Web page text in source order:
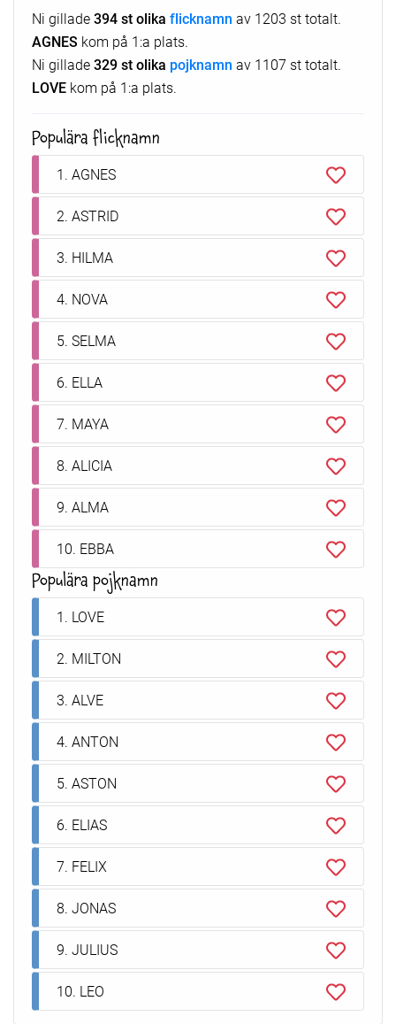
Ni gillade394 st olika flicknamn av 1203 st totalt.
AGNES kom på 1:a plats.
Ni gillade329 st olika pojknamn av 1107 st totalt.
LOVE kom på 1:a plats.
Populära flicknamn
1. AGNES
2. ASTRID
3. HILMA
4. NOVA
5. SELMA
6. ELLA
7. MAYA
8. ALICIA
9. ALMA
10. EBBA
Populära pojknamn
1. LOVE
2. MILTON
3. ALVE
4. ANTON
5. ASTON
6. ELIAS
7. FELIX
8. JONAS
9. JULIUS
10. LEO